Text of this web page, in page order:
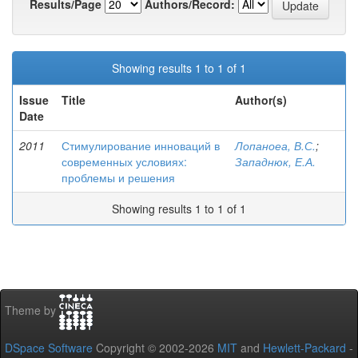
Results/Page
Authors/Record:
Showing results 1 to 1 of 1
Issue
Date
Title Author(s)
2011
Стимулирование инноваций в
современных условиях:
проблемы и решения
Лопаноеа, В.С.;
Западнюк, Е.А.
Showing results 1 to 1 of 1
Theme by
DSpace Software Copyright © 2002-2026 MIT and Hewlett-Packard -